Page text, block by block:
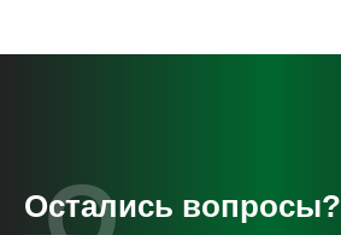
Остались вопросы?